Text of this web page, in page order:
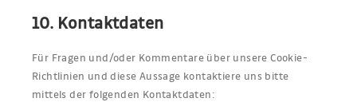
10. Kontaktdaten
Für Fragen und/oder Kommentare über unsere Cookie-
Richtlinien und diese Aussage kontaktiere uns bitte
mittels der folgenden Kontaktdaten: